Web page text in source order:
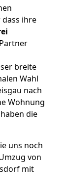
ihre
breite
Wahl
nach
Wohnung
die
uns noch
von
mit